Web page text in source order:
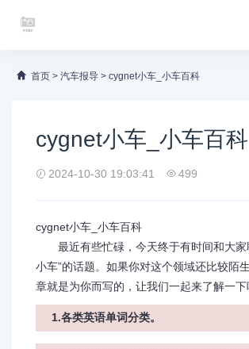
首页 > 汽车报导 > cygnet小车_小车百科
cygnet小车_小车百科
2024-10-30 19:03:41 499
cygnet小车_小车百科
最近有些忙碌，今天终于有时间和大家
小车”的话题。如果你对这个领域还比较陌
章就是为你而写的，让我们一起来了解一下
1.各类英语单词分类。